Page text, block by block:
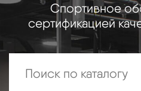
Спортивное
сертификацией